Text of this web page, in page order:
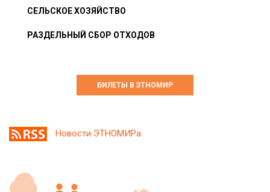
СЕЛЬСКОЕ ХОЗЯЙСТВО
РАЗДЕЛЬНЫЙ СБОР ОТХОДОВ
БИЛЕТЫ В ЭТНОМИР
Новости ЭТНОМИРа